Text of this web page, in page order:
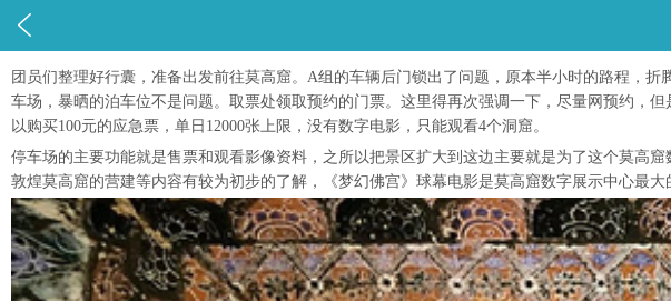

团员们整理好行囊，准备出发前往莫高窟。A组的车辆后门锁出了问题，原本半小时的路程，
车场，暴晒的泊车位不是问题。取票处领取预约的门票。这里得再次强调一下，尽量网预约，
以购买100元的应急票，单日12000张上限，没有数字电影，只能观看4个洞窟。
停车场的主要功能就是售票和观看影像资料，之所以把景区扩大到这边主要就是为了这个莫高
敦煌莫高窟的营建等内容有较为初步的了解，《梦幻佛宫》球幕电影是莫高窟数字展示中心最